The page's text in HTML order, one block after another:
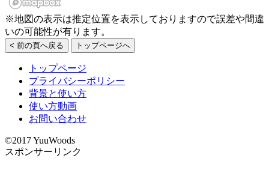
※地図の表示は推定位置を表示しておりますので誤差や間違
いの可能性が有ります。
< 前の頁へ戻る トップページへ
トップページ
プライバシーポリシー
背景と使い方
使い方動画
お問い合わせ
©2017 YuuWoods
スポンサーリンク